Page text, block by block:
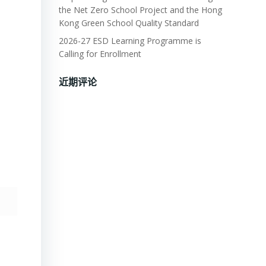
the Net Zero School Project and the Hong
Kong Green School Quality Standard
2026-27 ESD Learning Programme is
Calling for Enrollment
近期评论